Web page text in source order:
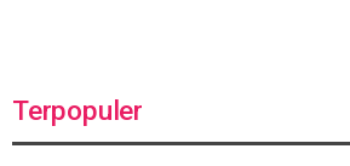
Terpopuler